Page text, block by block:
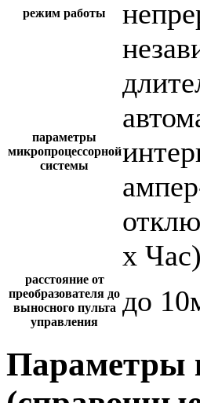
режим работы
параметры
микропроцессорной
системы
х Час)
расстояние от
преобразователя до
выносного пульта
управления
до
Параметры